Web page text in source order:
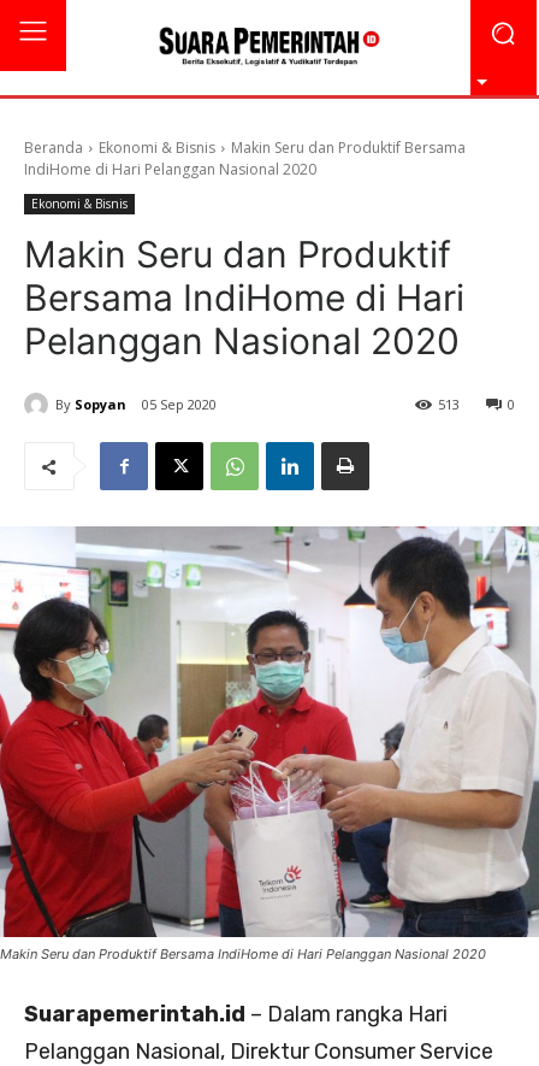
Beranda Ekonomi & Bisnis
Makin Seru dan Produktif Bersama
IndiHome di Hari Pelanggan Nasional 2020
Ekonomi & Bisnis
Makin Seru dan Produktif
Bersama IndiHome di Hari
Pelanggan Nasional 2020
By Sopyan 05 Sep 2020 0
513
Makin Seru dan Produktif Bersama IndiHome di Hari Pelanggan Nasional 2020
Suarapemerintah.id – Dalam rangka Hari
Pelanggan Nasional, Direktur Consumer Service